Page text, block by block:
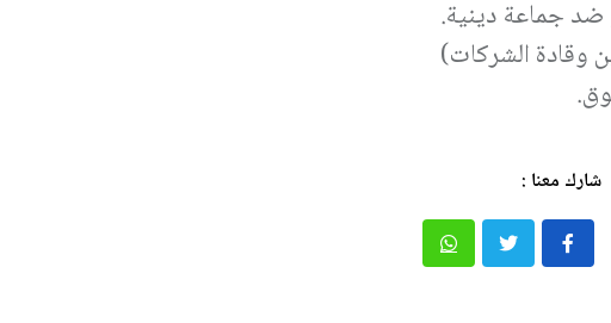
ضد جماعة دينية.
وقادة الشركات)
شارك معنا :